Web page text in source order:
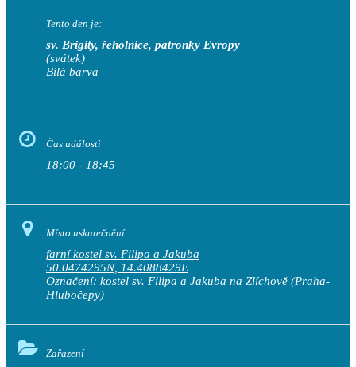
Tento den je:
sv. Brigity, řeholnice, patronky Evropy
(svátek)
Bílá barva
Čas události
18:00 - 18:45
Místo uskutečnění
farní kostel sv. Filipa a Jakuba
50.0474295N, 14.4088429E
Označení: kostel sv. Filipa a Jakuba na Zlíchově (Praha-
Hlubočepy)
Zařazení